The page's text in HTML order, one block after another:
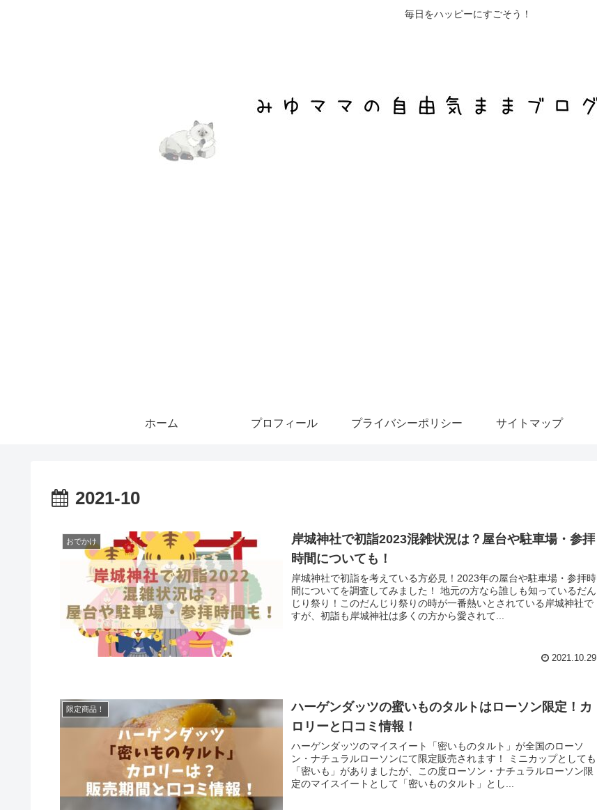
毎日をハッピーにすごそう！
ホーム プロフィール プライバシーポリシー サイトマップ
2021-10
おでかけ
岸城神社で初詣2023混雑状況は？屋台や駐車場・参拝
時間についても！
岸城神社で初詣を考えている方必見！2023年の屋台や駐車場・参拝時
間についてを調査してみました！ 地元の方なら誰しも知っているだん
じり祭り！このだんじり祭りの時が一番熱いとされている岸城神社で
すが、初詣も岸城神社は多くの方から愛されて...
2021.10.29
限定商品！
ハーゲンダッツの蜜いものタルトはローソン限定！カ
ロリーと口コミ情報！
ハーゲンダッツのマイスイート「密いものタルト」が全国のローソ
ン・ナチュラルローソンにて限定販売されます！ ミニカップとしても
「密いも」がありましたが、この度ローソン・ナチュラルローソン限
定のマイスイートとして「密いものタルト」とし...